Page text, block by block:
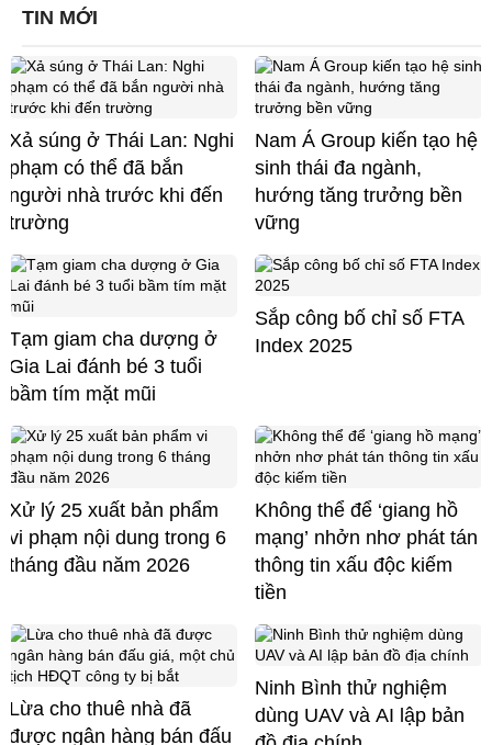
TIN MỚI
Xả súng ở Thái Lan: Nghi
phạm có thể đã bắn
người nhà trước khi đến
trường
Nam Á Group kiến tạo hệ
sinh thái đa ngành,
hướng tăng trưởng bền
vững
Tạm giam cha dượng ở
Gia Lai đánh bé 3 tuổi
bầm tím mặt mũi
Sắp công bố chỉ số FTA
Index 2025
Xử lý 25 xuất bản phẩm
vi phạm nội dung trong 6
tháng đầu năm 2026
Không thể để ‘giang hồ
mạng’ nhởn nhơ phát tán
thông tin xấu độc kiếm
tiền
Lừa cho thuê nhà đã
được ngân hàng bán đấu
Ninh Bình thử nghiệm
dùng UAV và AI lập bản